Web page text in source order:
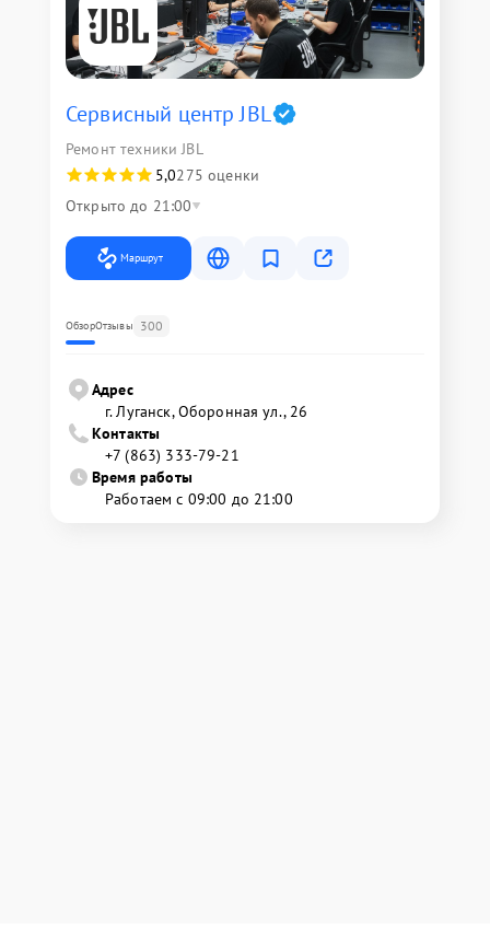
Сервисный центр JBL
Ремонт техники JBL
5,0275 оценки
Открыто до 21:00
Маршрут
ОбзорОтзывы 300
Адрес
г. Луганск, Оборонная ул., 26
Контакты
+7 (863) 333-79-21
Время работы
Работаем с 09:00 до 21:00